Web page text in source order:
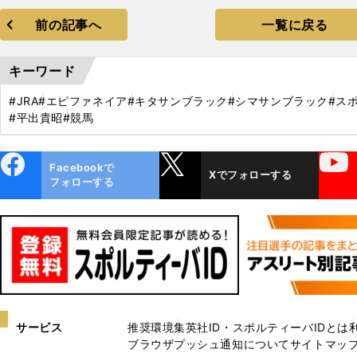
前の記事へ 一覧に戻る
キーワード
#JRA#エピファネイア#キタサンブラック#シマサンブラック#ス
#平出貴昭#競馬
ok
Facebookで
フォローする
Xでフォローする
YouTube
サービス 推奨環境集英社ID・スポルティーバIDとは
ブラウザプッシュ通知についてサイトマッ